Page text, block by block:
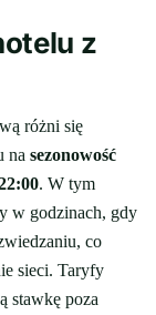
z
różni się
na sezonowość
. W tym
w godzinach, gdy
co
sieci. Taryfy
stawkę poza